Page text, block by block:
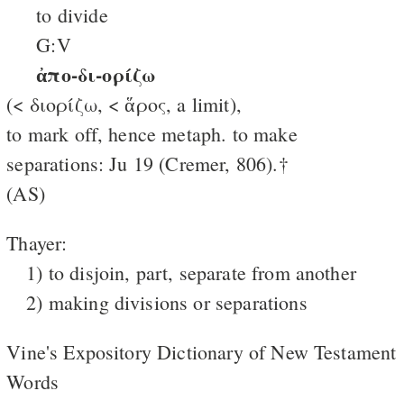
to divide
G:V
ἀπο-δι-ορίζω
(< διορίζω, < ἅρος, a limit),
to mark off, hence metaph. to make
separations: Ju 19 (Cremer, 806).†
(AS)
Thayer:
1) to disjoin, part, separate from another
2) making divisions or separations
Vine's Expository Dictionary of New Testament
Words